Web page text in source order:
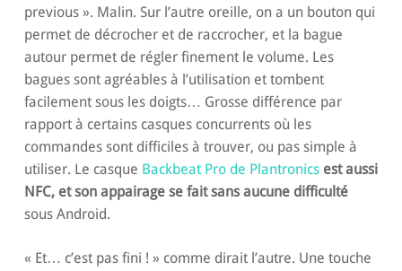
previous ». Malin. Sur l’autre oreille, on a un bouton qui
permet de décrocher et de raccrocher, et la bague
autour permet de régler finement le volume. Les
bagues sont agréables à l’utilisation et tombent
facilement sous les doigts… Grosse différence par
rapport à certains casques concurrents où les
commandes sont difficiles à trouver, ou pas simple à
utiliser. Le casque Backbeat Pro de Plantronics est aussi
NFC, et son appairage se fait sans aucune difficulté
sous Android.
« Et… c’est pas fini ! » comme dirait l’autre. Une touche